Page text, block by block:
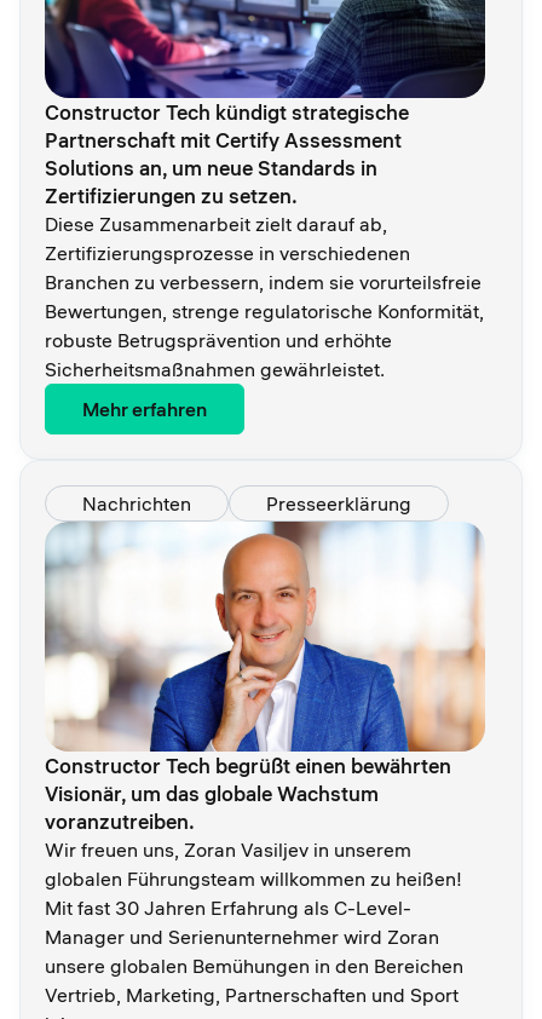
Constructor Tech kündigt strategische
Partnerschaft mit Certify Assessment
Solutions an, um neue Standards in
Zertifizierungen zu setzen.
Diese Zusammenarbeit zielt darauf ab,
Zertifizierungsprozesse in verschiedenen
Branchen zu verbessern, indem sie vorurteilsfreie
Bewertungen, strenge regulatorische Konformität,
robuste Betrugsprävention und erhöhte
Sicherheitsmaßnahmen gewährleistet.
Mehr erfahren
Nachrichten Presseerklärung
Constructor Tech begrüßt einen bewährten
Visionär, um das globale Wachstum
voranzutreiben.
Wir freuen uns, Zoran Vasiljev in unserem
globalen Führungsteam willkommen zu heißen!
Mit fast 30 Jahren Erfahrung als C-Level-
Manager und Serienunternehmer wird Zoran
unsere globalen Bemühungen in den Bereichen
Vertrieb, Marketing, Partnerschaften und Sport